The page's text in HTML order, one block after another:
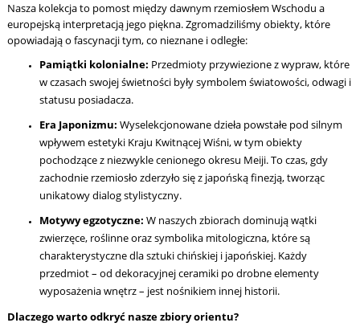
Nasza kolekcja to pomost między dawnym rzemiosłem Wschodu a
europejską interpretacją jego piękna. Zgromadziliśmy obiekty, które
opowiadają o fascynacji tym, co nieznane i odległe:
Pamiątki kolonialne: Przedmioty przywiezione z wypraw, które
w czasach swojej świetności były symbolem światowości, odwagi i
statusu posiadacza.
Era Japonizmu: Wyselekcjonowane dzieła powstałe pod silnym
wpływem estetyki Kraju Kwitnącej Wiśni, w tym obiekty
pochodzące z niezwykle cenionego okresu Meiji. To czas, gdy
zachodnie rzemiosło zderzyło się z japońską finezją, tworząc
unikatowy dialog stylistyczny.
Motywy egzotyczne: W naszych zbiorach dominują wątki
zwierzęce, roślinne oraz symbolika mitologiczna, które są
charakterystyczne dla sztuki chińskiej i japońskiej. Każdy
przedmiot – od dekoracyjnej ceramiki po drobne elementy
wyposażenia wnętrz – jest nośnikiem innej historii.
Dlaczego warto odkryć nasze zbiory orientu?